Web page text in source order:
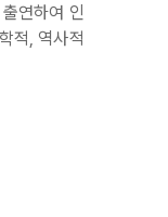
연하여 인
적, 역사적